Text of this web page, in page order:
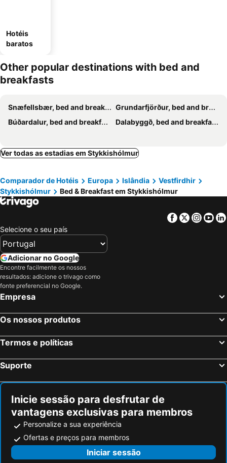
Hotéis
baratos
Other popular destinations with bed and
breakfasts
Snæfellsbær, bed and breakfasts
Grundarfjörður, bed and breakfasts
Búðardalur, bed and breakfasts
Dalabyggð, bed and breakfasts
Ver todas as estadias em Stykkishólmur
Comparador de Hotéis Europa Islândia
Vestfirdhir
Stykkishólmur
Bed & Breakfast em Stykkishólmur
Facebook
Twitter
Selecione o seu país
Adicionar no Google
Encontre facilmente os nossos
resultados: adicione o trivago como
fonte preferencial no Google.
Empresa
Os nossos produtos
Termos e políticas
Suporte
Inicie sessão para desfrutar de
vantagens exclusivas para membros
Personalize a sua experiência
Ofertas e preços para membros
Iniciar sessão